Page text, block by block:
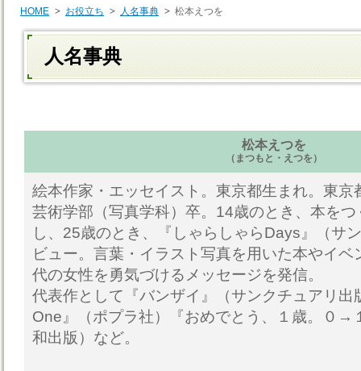
HOME お役立ち 人名事典 松本えつを
人名事典
松本えつを
（まつもと・えつを）
絵本作家・エッセイスト。東京都生まれ。東
芸術学部（写真学科）卒。14歳のとき、本を
し、25歳のとき、『しゃらしゃらDays』（サ
ビュー。言葉・イラスト写真を用いた本やイ
代の女性を勇気づけるメッセージを発信。
代表作として『バンザイ』（サンクチュアリ出
One』（ポプラ社）『おめでとう、１歳。０→
和出版）など。